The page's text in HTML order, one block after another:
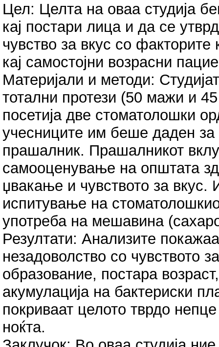
Цел: Целта на оваа студија
кај постари лица и да се
чувство за вкус со факторите
кај самостојни возрасни
Материјали и методи:
тотални протези (50 мажи и
посетија две стоматолошки
учесниците им беше даден
прашалник. Прашалникот
самооценување на општата
џвакање и чувството за
испитување на
употреба на мешавина
Резултати: Анализите
незадоволство со чувството
образование, постара
акумулација на бактериски
покриваат целото тврдо
ноќта.